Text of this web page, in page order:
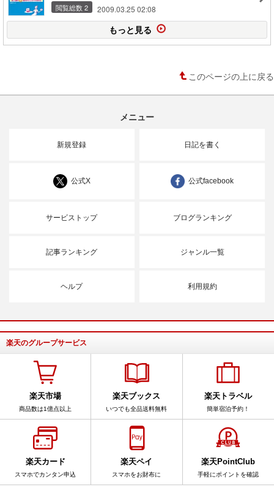
閲覧総数 2 2009.03.25 02:08
もっと見る
このページの上に戻る
メニュー
新規登録 日記を書く
公式X 公式facebook
サービストップ ブログランキング
記事ランキング ジャンル一覧
ヘルプ 利用規約
楽天のグループサービス
楽天市場
商品数は1億点以上
楽天ブックス
いつでも全品送料無料
楽天トラベル
簡単宿泊予約！
楽天カード
スマホでカンタン申込
楽天ペイ
スマホをお財布に
楽天PointClub
手軽にポイントを確認